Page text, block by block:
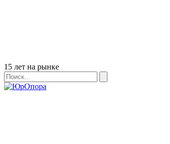
Бейдж
15 лет на рынке
Поиск
Поиск